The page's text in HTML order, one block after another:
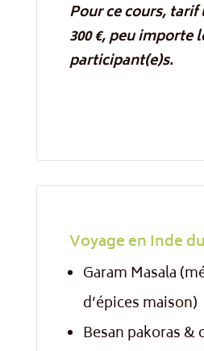
Pour ce cours, tarif
300 €, peu importe
participant(e)s.
Voyage en Inde
Garam Masala
d’épices maison)
Besan pakoras &